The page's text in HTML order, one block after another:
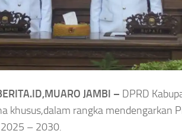
JAMBI – DPRD
khusus,dalam rangka mendengarkan
– 2030.
Pasien
KKI Periksa
Dokter
Perawat
Agustus 6, 2026
Smash
Cup III
RI